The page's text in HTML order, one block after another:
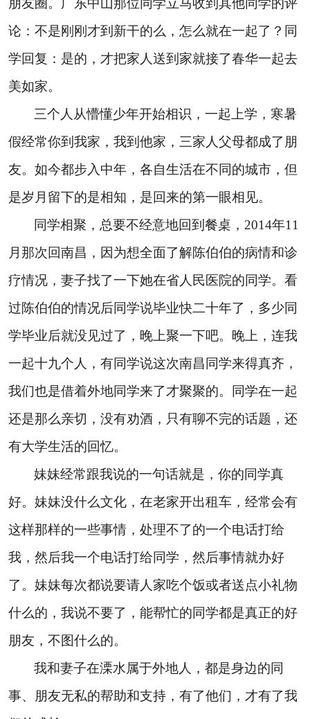
朋友圈。广东中山那位同学立马收到其他同学的评
论：不是刚刚才到新干的么，怎么就在一起了？同
学回复：是的，才把家人送到家就接了春华一起去
美如家。
三个人从懵懂少年开始相识，一起上学，寒暑
假经常你到我家，我到他家，三家人父母都成了朋
友。如今都步入中年，各自生活在不同的城市，但
是岁月留下的是相知，是回来的第一眼相见。
同学相聚，总要不经意地回到餐桌， 2014年11
月那次回南昌，因为想全面了解陈伯伯的病情和诊
疗情况，妻子找了一下她在省人民医院的同学。看
过陈伯伯的情况后同学说毕业快二十年了，多少同
学毕业后就没见过了，晚上聚一下吧。晚上，连我
一起十九个人，有同学说这次南昌同学来得真齐，
我们也是借着外地同学来了才聚聚的。同学在一起
还是那么亲切，没有劝酒，只有聊不完的话题，还
有大学生活的回忆。
妹妹经常跟我说的一句话就是，你的同学真
好。妹妹没什么文化，在老家开出租车，经常会有
这样那样的一些事情，处理不了的一个电话打给
我，然后我一个电话打给同学，然后事情就办好
了。妹妹每次都说要请人家吃个饭或者送点小礼物
什么的，我说不要了，能帮忙的同学都是真正的好
朋友，不图什么的。
我和妻子在溧水属于外地人，都是身边的同
事、朋友无私的帮助和支持，有了他们，才有了我